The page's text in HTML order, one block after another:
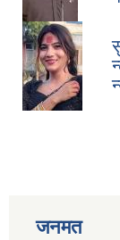
जनमत